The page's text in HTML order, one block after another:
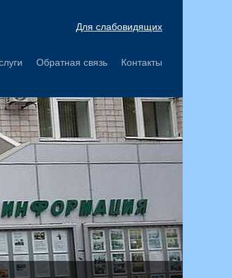
Для слабовидящих
Обратная связь Контакты